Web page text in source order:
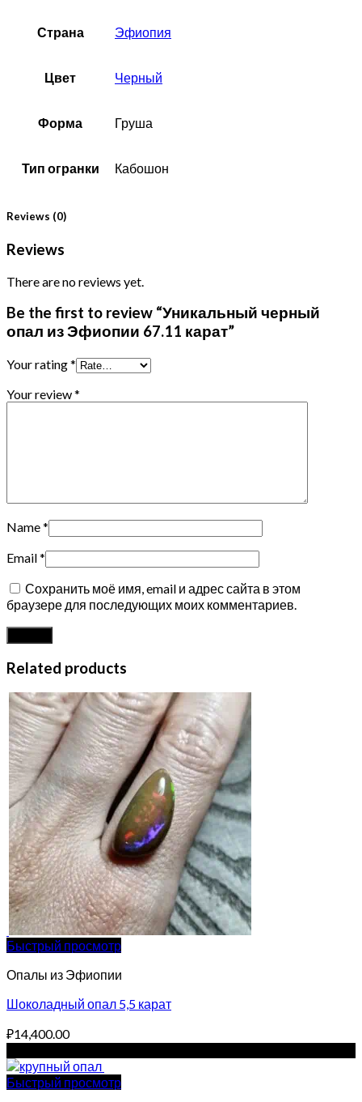
Страна Эфиопия
Цвет Черный
Форма Груша
Тип огранки Кабошон
Reviews (0)
Reviews
There are no reviews yet.
Be the first to review “Уникальный черный
опал из Эфиопии 67.11 карат”
Your rating*
Your review*
Name*
Email*
Сохранить моё имя, email и адрес сайта в этом
браузере для последующих моих комментариев.
Related products
Быстрый просмотр
Опалы из Эфиопии
Шоколадный опал 5,5 карат
₽14,400.00
Быстрый просмотр